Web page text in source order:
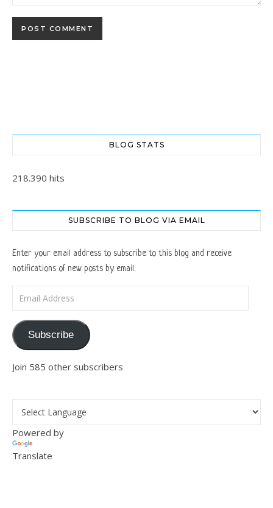
BLOG STATS
218.390 hits
SUBSCRIBE TO BLOG VIA EMAIL
Enter your email address to subscribe to this blog and receive
notifications of new posts by email.
Subscribe
Join 585 other subscribers
Powered by
Translate